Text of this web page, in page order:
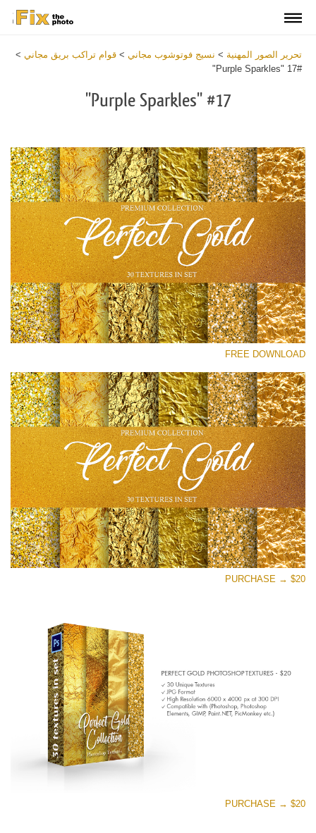
تحرير الصور المهنية > نسيج فوتوشوب مجاني > قوام تراكب بريق مجاني >
#17 "Purple Sparkles"
#17 "Purple Sparkles"
رجاء اختر
Small 800*533px
Perfect Gold
(30 Textures)
Large 6000*4000px
Entire Collection
(1783 Overlays)
Large 6000*4000px
تنزيل مجاني
Download
Free
Overlay
FREE DOWNLOAD
PURCHASE → $20
PURCHASE → $20